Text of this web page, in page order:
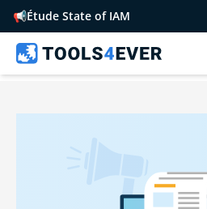
📢Étude State of IAM